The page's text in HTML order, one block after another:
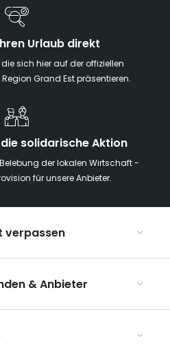
Urlaub direkt
sich hier auf der offiziellen
Grand Est präsentieren.
solidarische Aktion
der lokalen Wirtschaft -
für unsere Anbieter.
verpassen
Grand Est
und Bergen
& Anbieter